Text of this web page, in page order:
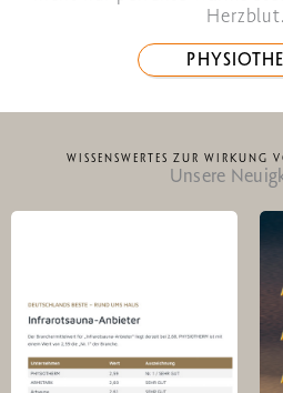
WISSENSWERTES ZUR WIRKUNG
Unsere